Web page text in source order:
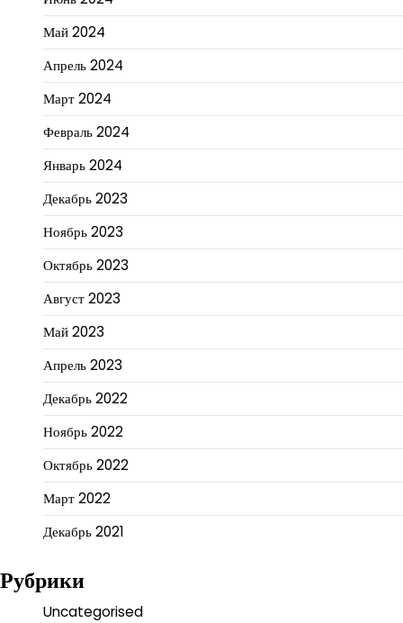
Май 2024
Апрель 2024
Март 2024
Февраль 2024
Январь 2024
Декабрь 2023
Ноябрь 2023
Октябрь 2023
Август 2023
Май 2023
Апрель 2023
Декабрь 2022
Ноябрь 2022
Октябрь 2022
Март 2022
Декабрь 2021
Рубрики
Uncategorised